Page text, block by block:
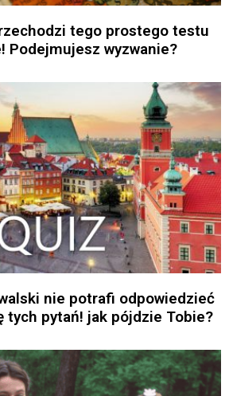
tego prostego testu
Podejmujesz wyzwanie?
nie potrafi odpowiedzieć
tych pytań! jak pójdzie Tobie?